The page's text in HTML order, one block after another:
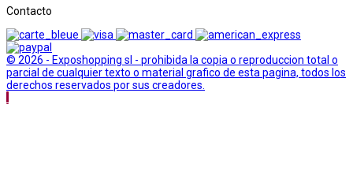
Contacto
© 2026 - Exposhopping sl - prohibida la copia o reproduccion total o
parcial de cualquier texto o material grafico de esta pagina, todos los
derechos reservados por sus creadores.